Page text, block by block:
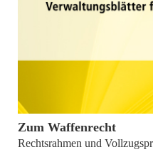
Prof. Dr.
Zum Waffenrecht
Rechtsrahmen und